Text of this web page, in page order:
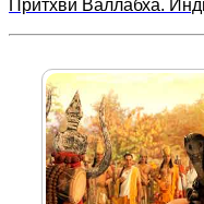
Притхви Валлабха.